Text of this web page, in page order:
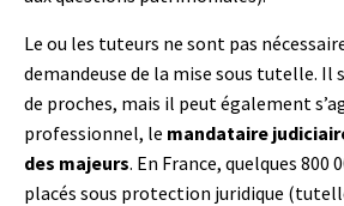
Le ou les tuteurs ne sont pas
demandeuse de la mise sous tutelle. Il
de proches, mais il peut également
professionnel, le mandataire
des majeurs. En France, quelques 800
placés sous protection juridique